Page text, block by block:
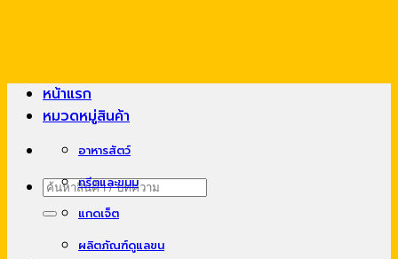
ค้นหา:
หน้าแรก
หมวดหมู่สินค้า
อาหารสัตว์
ทรีตและขนม
แกดเจ็ต
ผลิตภัณฑ์ดูแลขน